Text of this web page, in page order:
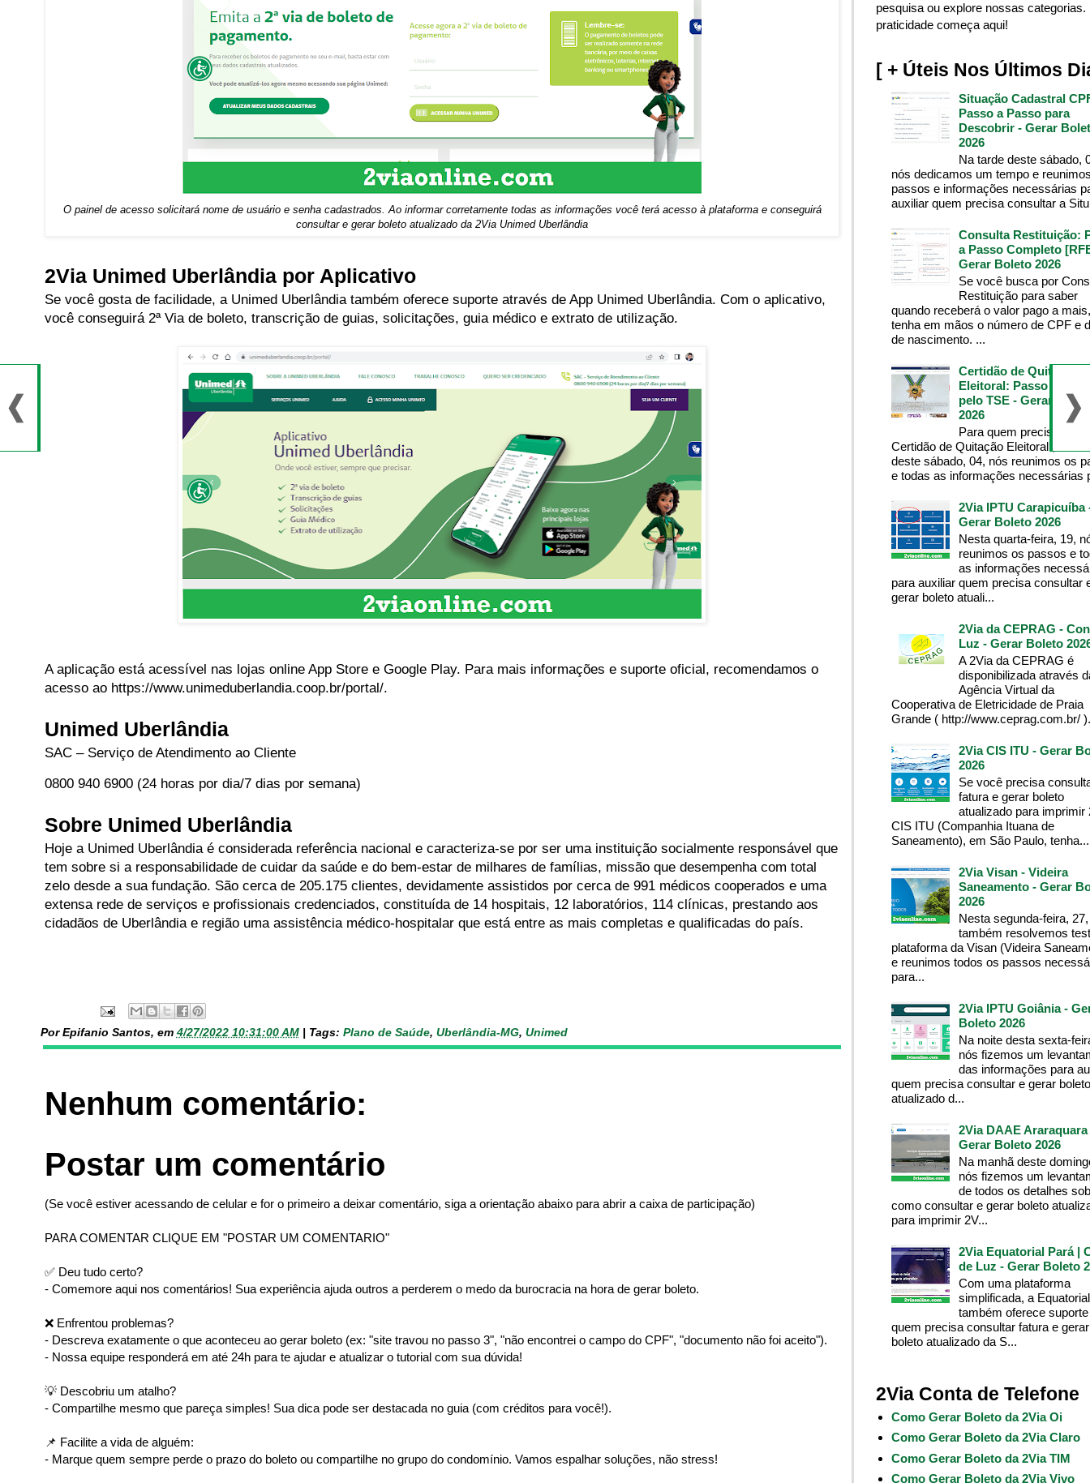
O painel de acesso solicitará nome de usuário e senha cadastrados. Ao informar corretamente todas as informações você terá acesso à plataforma e conseguirá
consultar e gerar boleto atualizado da 2Via Unimed Uberlândia
2Via Unimed Uberlândia por Aplicativo
Se você gosta de facilidade, a Unimed Uberlândia também oferece suporte através de App Unimed Uberlândia. Com o aplicativo,
você conseguirá 2ª Via de boleto, transcrição de guias, solicitações, guia médico e extrato de utilização.
A aplicação está acessível nas lojas online App Store e Google Play. Para mais informações e suporte oficial, recomendamos o
acesso ao https://www.unimeduberlandia.coop.br/portal/.
Unimed Uberlândia
SAC – Serviço de Atendimento ao Cliente
0800 940 6900 (24 horas por dia/7 dias por semana)
Sobre Unimed Uberlândia
Hoje a Unimed Uberlândia é considerada referência nacional e caracteriza-se por ser uma instituição socialmente responsável que
tem sobre si a responsabilidade de cuidar da saúde e do bem-estar de milhares de famílias, missão que desempenha com total
zelo desde a sua fundação. São cerca de 205.175 clientes, devidamente assistidos por cerca de 991 médicos cooperados e uma
extensa rede de serviços e profissionais credenciados, constituída de 14 hospitais, 12 laboratórios, 114 clínicas, prestando aos
cidadãos de Uberlândia e região uma assistência médico-hospitalar que está entre as mais completas e qualificadas do país.
Por Epifanio Santos, em 4/27/2022 10:31:00 AM Tags: Plano de Saúde, Uberlândia-MG, Unimed
Nenhum comentário:
Postar um comentário
(Se você estiver acessando de celular e for o primeiro a deixar comentário, siga a orientação abaixo para abrir a caixa de participação)
PARA COMENTAR CLIQUE EM "POSTAR UM COMENTARIO"
✅ Deu tudo certo?
- Comemore aqui nos comentários! Sua experiência ajuda outros a perderem o medo da burocracia na hora de gerar boleto.
❌ Enfrentou problemas?
- Descreva exatamente o que aconteceu ao gerar boleto (ex: "site travou no passo 3", "não encontrei o campo do CPF", "documento não foi aceito").
- Nossa equipe responderá em até 24h para te ajudar e atualizar o tutorial com sua dúvida!
💡 Descobriu um atalho?
- Compartilhe mesmo que pareça simples! Sua dica pode ser destacada no guia (com créditos para você!).
📌 Facilite a vida de alguém:
- Marque quem sempre perde o prazo do boleto ou compartilhe no grupo do condomínio. Vamos espalhar soluções, não stress!
pesquisa ou explore nossas categorias.
praticidade começa aqui!
[ + Úteis Nos Últimos
Situação Cadastral
Passo a Passo para
Descobrir - Gerar
2026
Na tarde deste sábado,
nós dedicamos um tempo e
passos e informações necessárias
auxiliar quem precisa consultar a
Consulta Restituição:
a Passo Completo
Gerar Boleto 2026
Se você busca por
Restituição para saber
quando receberá o valor pago a mais,
tenha em mãos o número de CPF e
de nascimento. ...
Certidão de Quitação
Eleitoral: Passo a
pelo TSE - Gerar
2026
Para quem precisa da
Certidão de Quitação Eleitoral , na
deste sábado, 04, nós reunimos os
e todas as informações necessárias
2Via IPTU Carapicuíba
Gerar Boleto 2026
Nesta quarta-feira, 19,
reunimos os passos e
as informações
para auxiliar quem precisa consultar
gerar boleto atuali...
2Via da CEPRAG -
Luz - Gerar Boleto
A 2Via da CEPRAG é
disponibilizada através
Agência Virtual da
Cooperativa de Eletricidade de Praia
Grande ( http://www.ceprag.com.br/
2Via CIS ITU - Gerar
2026
Se você precisa
fatura e gerar boleto
atualizado para imprimir
CIS ITU (Companhia Ituana de
Saneamento), em São Paulo, tenha...
2Via Visan - Videira
Saneamento - Gerar
2026
Nesta segunda-feira,
também resolvemos
plataforma da Visan (Videira
e reunimos todos os passos
para...
2Via IPTU Goiânia -
Boleto 2026
Na noite desta sexta-
nós fizemos um
das informações para
quem precisa consultar e gerar boleto
atualizado d...
2Via DAAE Araraquara
Gerar Boleto 2026
Na manhã deste
nós fizemos um
de todos os detalhes
como consultar e gerar boleto
para imprimir 2V...
2Via Equatorial Pará |
de Luz - Gerar Boleto
Com uma plataforma
simplificada, a
também oferece
quem precisa consultar fatura e gerar
boleto atualizado da S...
2Via Conta de Telefone
Como Gerar Boleto da 2Via Oi
Como Gerar Boleto da 2Via Claro
Como Gerar Boleto da 2Via TIM
Como Gerar Boleto da 2Via Vivo